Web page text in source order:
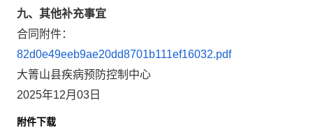
九、其他补充事宜
合同附件：
82d0e49eeb9ae20dd8701b111ef16032.pdf
大箐山县疾病预防控制中心
2025年12月03日
附件下载